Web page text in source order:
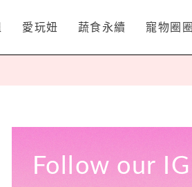
愛玩妞 蔬食永續 寵物圈圈
Follow our IG